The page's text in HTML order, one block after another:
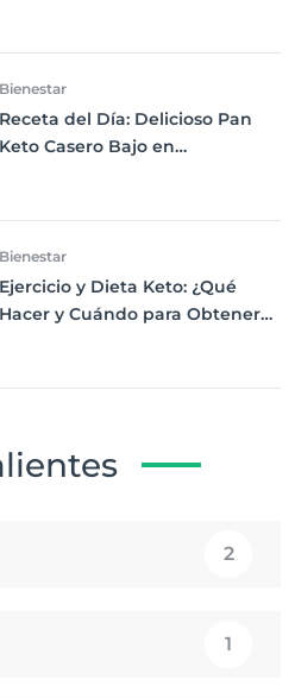
Bienestar
Receta del Día: Delicioso Pan
Keto Casero Bajo en
Bienestar
Ejercicio y Dieta Keto: ¿Qué
Hacer y Cuándo para Obtener
2
1